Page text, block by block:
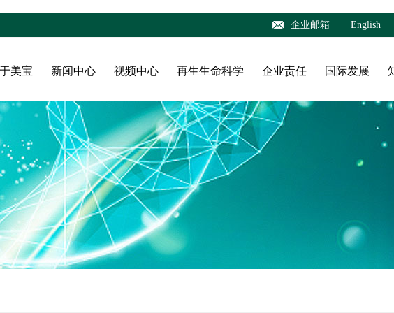
English
企业邮箱
美宝 新闻中心 视频中心 再生生命科学 企业责任 国际发展